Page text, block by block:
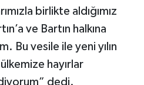
birlikte aldığımız
ve Bartın halkına
Bu vesile ile yeni yılın
hayırlar
dedi.